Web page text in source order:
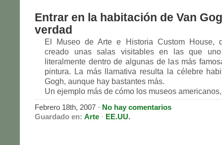
Entrar en la habitación de Van
verdad
El Museo de Arte e Historia Custom House,
creado unas salas visitables en las que
literalmente dentro de algunas de las más
pintura. La más llamativa resulta la célebre
Gogh, aunque hay bastantes más.
Un ejemplo más de cómo los museos
Febrero 18th, 2007 · No hay comentarios
Guardado en: Arte · EE.UU.